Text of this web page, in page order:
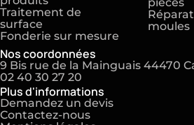
Traitement de
surface
Fonderie sur mesure
moules
Nos coordonnées
9 Bis rue de la Mainguais 44470
02 40 30 27 20
Plus d'informations
Demandez un devis
Contactez-nous